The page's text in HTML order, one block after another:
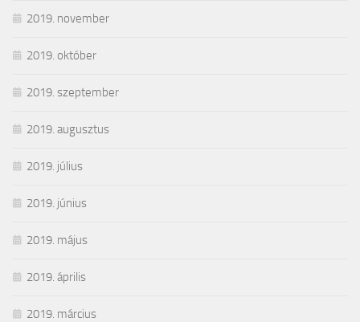
2019. november
2019. október
2019. szeptember
2019. augusztus
2019. július
2019. június
2019. május
2019. április
2019. március